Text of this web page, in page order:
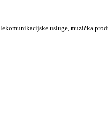
usluge, muzička